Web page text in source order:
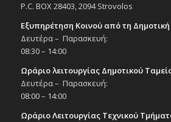
P.C. BOX 28403, 2094 Strovolos
Εξυπηρέτηση Κοινού από τη
Δευτέρα – Παρασκευή:
08:30 – 14:00
Ωράριο λειτουργίας Δημοτικού
Δευτέρα – Παρασκευή:
08:00 – 14:00
Ωράριο Λειτουργίας Τεχνικού